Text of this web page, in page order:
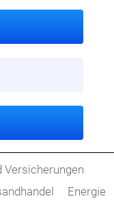
Versicherungen
Energie